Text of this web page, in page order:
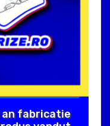
an fabricatie